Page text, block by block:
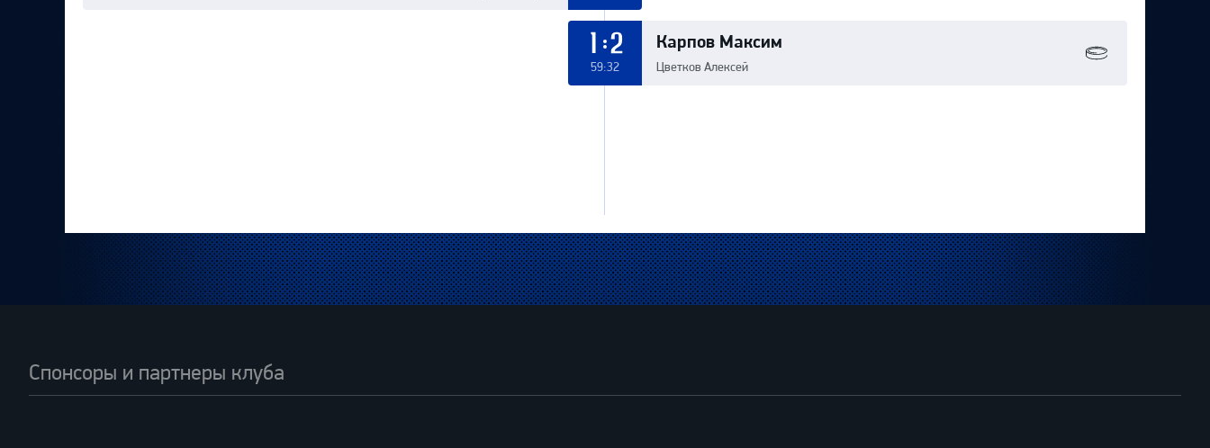
Карпов Максим
Цветков Алексей
1:2
59:32
Спонсоры и партнеры клуба